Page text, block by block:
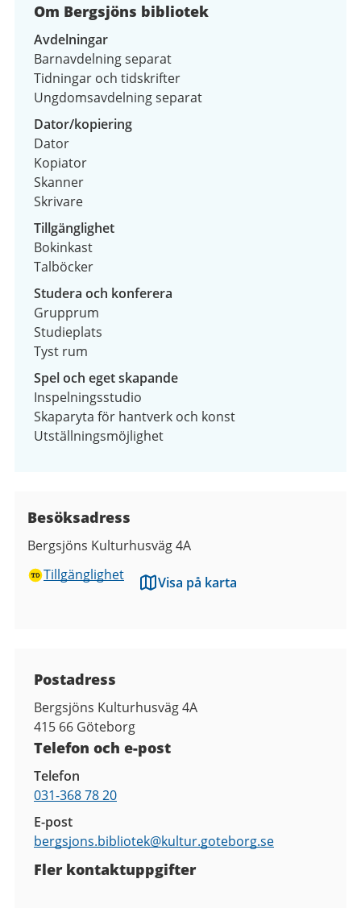
Om Bergsjöns bibliotek
Avdelningar
Barnavdelning separat
Tidningar och tidskrifter
Ungdomsavdelning separat
Dator/kopiering
Dator
Kopiator
Skanner
Skrivare
Tillgänglighet
Bokinkast
Talböcker
Studera och konferera
Grupprum
Studieplats
Tyst rum
Spel och eget skapande
Inspelningsstudio
Skaparyta för hantverk och konst
Utställningsmöjlighet
Besöksadress
Bergsjöns Kulturhusväg 4A
Tillgänglighet
Visa på karta
Postadress
Bergsjöns Kulturhusväg 4A
415 66 Göteborg
Telefon och e-post
Telefon
031-368 78 20
E-post
bergsjons.bibliotek@kultur.goteborg.se
Fler kontaktuppgifter